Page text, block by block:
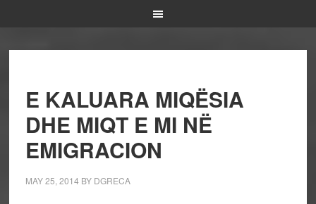
E KALUARA MIQËSIA
DHE MIQT E MI NË
EMIGRACION
MAY 25, 2014 BY DGRECA